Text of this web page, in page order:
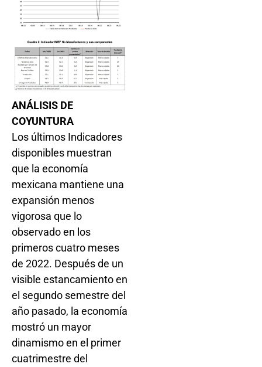
ANÁLISIS DE
COYUNTURA
Los últimos Indicadores
disponibles muestran
que la economía
mexicana mantiene una
expansión menos
vigorosa que lo
observado en los
primeros cuatro meses
de 2022. Después de un
visible estancamiento en
el segundo semestre del
año pasado, la economía
mostró un mayor
dinamismo en el primer
cuatrimestre del